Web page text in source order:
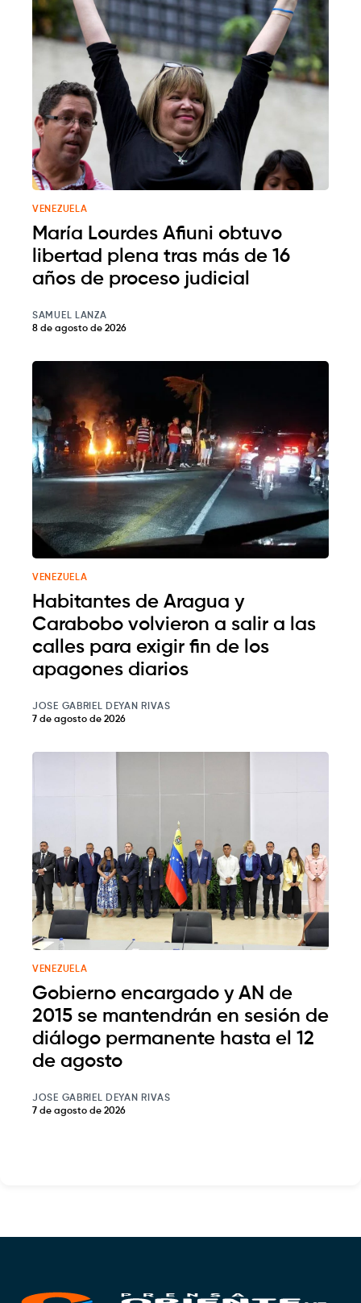
VENEZUELA
María Lourdes Afiuni obtuvo
libertad plena tras más de 16
años de proceso judicial
SAMUEL LANZA
8 de agosto de 2026
VENEZUELA
Habitantes de Aragua y
Carabobo volvieron a salir a las
calles para exigir fin de los
apagones diarios
JOSE GABRIEL DEYAN RIVAS
7 de agosto de 2026
VENEZUELA
Gobierno encargado y AN de
2015 se mantendrán en sesión de
diálogo permanente hasta el 12
de agosto
JOSE GABRIEL DEYAN RIVAS
7 de agosto de 2026